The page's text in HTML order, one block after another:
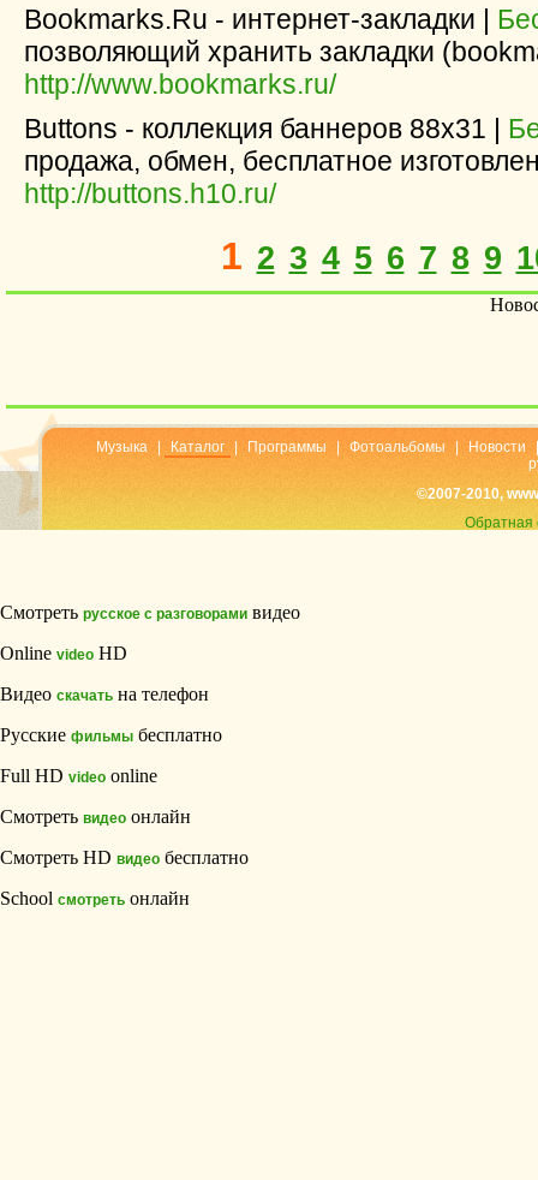
Bookmarks.Ru - интернет-закладки |
позволяющий хранить закладки
http://www.bookmarks.ru/
Buttons - коллекция баннеров 88х31 |
продажа, обмен, бесплатное
http://buttons.h10.ru/
1 2 3 4 5 6 7 8 9
Музыка Каталог Программы Фотоальбомы Новости
©2007-2010,
Обратная
Смотреть русское с разговорами видео
Online video HD
Видео скачать на телефон
Русские фильмы бесплатно
Full HD video online
Смотреть видео онлайн
Смотреть HD видео бесплатно
School смотреть онлайн